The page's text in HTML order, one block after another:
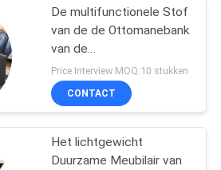
van
28
De multifunctionele Stof
van de de Ottomanebank
van de
Woonkameropslag voor
Flat
Price Interview MOQ:10 stukken
CONTACT
Het lichtgewicht
Duurzame Meubilair van